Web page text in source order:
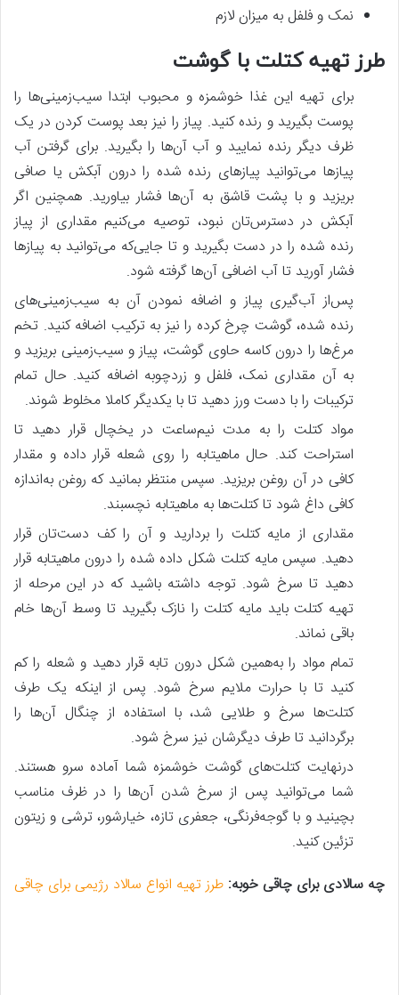
نمک و فلفل به میزان لازم
طرز تهیه کتلت با گوشت
برای تهیه این غذا خوشمزه و محبوب ابتدا سیب‌زمینی‌ها را
پوست بگیرید و رنده کنید. پیاز را نیز بعد پوست کردن در یک
ظرف دیگر رنده نمایید و آب آن‌ها را بگیرید. برای گرفتن آب
پیازها می‌توانید پیازهای رنده شده را درون آبکش یا صافی
بریزید و با پشت قاشق به آن‌ها فشار بیاورید. همچنین اگر
آبکش در دسترس‌تان نبود، توصیه می‌کنیم مقداری از پیاز
رنده شده را در دست بگیرید و تا جایی‌که می‌توانید به پیازها
فشار آورید تا آب اضافی آن‌ها گرفته شود.
پس‌از آب‌گیری پیاز و اضافه نمودن آن به سیب‌زمینی‌های
رنده شده، گوشت چرخ کرده را نیز به ترکیب اضافه کنید. تخم
مرغ‌ها را درون کاسه حاوی گوشت، پیاز و سیب‌زمینی بریزید و
به آن مقداری نمک، فلفل و زردچوبه اضافه کنید. حال تمام
ترکیبات را با دست ورز دهید تا با یکدیگر کاملا مخلوط شوند.
مواد کتلت را به مدت نیم‌ساعت در یخچال قرار دهید تا
استراحت کند. حال ماهیتابه را روی شعله قرار داده و مقدار
کافی در آن روغن بریزید. سپس منتظر بمانید که روغن به‌اندازه
کافی داغ شود تا کتلت‌ها به ماهیتابه نچسبند.
مقداری از مایه کتلت را بردارید و آن را کف دست‌تان قرار
دهید. سپس مایه کتلت شکل داده شده را درون ماهیتابه قرار
دهید تا سرخ شود. توجه داشته باشید که در این مرحله از
تهیه کتلت باید مایه کتلت را نازک بگیرید تا وسط آن‌ها خام
باقی نماند.
تمام مواد را به‌همین شکل درون تابه قرار دهید و شعله را کم
کنید تا با حرارت ملایم سرخ شود. پس‌ از اینکه یک طرف
کتلت‌ها سرخ و طلایی شد، با استفاده از چنگال آن‌ها را
برگردانید تا طرف دیگرشان نیز سرخ شود.
درنهایت کتلت‌های گوشت خوشمزه شما آماده سرو هستند.
شما می‌توانید پس‌ از سرخ شدن آن‌ها را در ظرف مناسب
بچینید و با گوجه‌فرنگی، جعفری تازه، خیارشور، ترشی و زیتون
تزئین کنید.
چه سالادی برای چاقی خوبه: طرز تهیه انواع سالاد رژیمی برای چاقی